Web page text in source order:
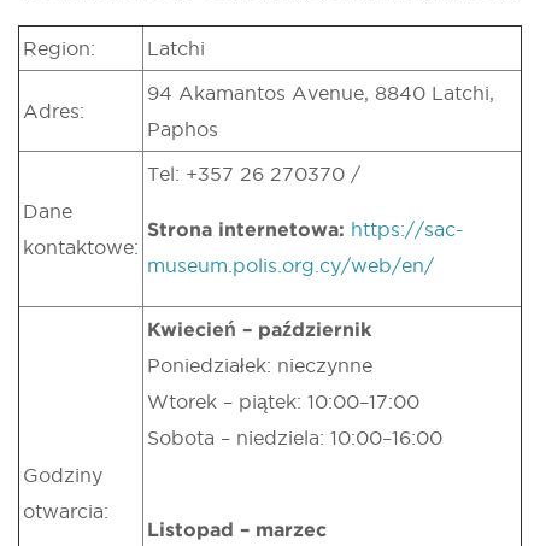
Region: Latchi
Adres:
94 Akamantos Avenue, 8840 Latchi,
Paphos
Dane
kontaktowe:
Tel: +357 26 270370 /
Strona internetowa: https://sac-
museum.polis.org.cy/web/en/
Godziny
otwarcia:
Kwiecień – październik
Poniedziałek: nieczynne
Wtorek – piątek: 10:00–17:00
Sobota – niedziela: 10:00–16:00
Listopad – marzec